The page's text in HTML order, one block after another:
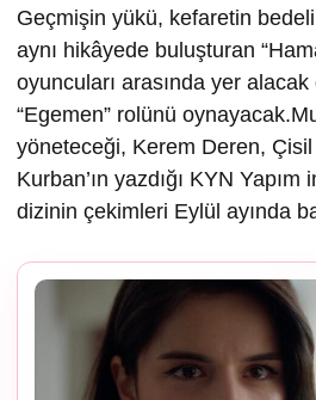
Geçmişin yükü, kefaretin
aynı hikâyede buluşturan
oyuncuları arasında yer
“Egemen” rolünü
yöneteceği, Kerem Deren,
Kurban’ın yazdığı KYN Yapım
dizinin çekimleri Eylül ayında